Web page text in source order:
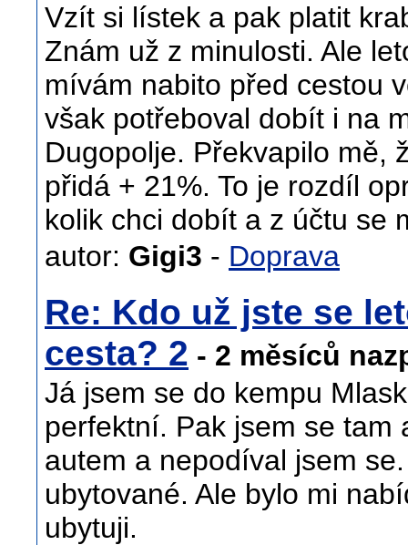
Vzít si lístek a pak platit
Znám už z minulosti. Ale
mívám nabito před cestou
však potřeboval dobít i na
Dugopolje. Překvapilo mě,
přidá + 21%. To je rozdíl
kolik chci dobít a z účtu se
autor: Gigi3 - Doprava
Re: Kdo už jste se
cesta? 2 - 2 měsíců
Já jsem se do kempu
perfektní. Pak jsem se
autem a nepodíval jsem
ubytované. Ale bylo mi
ubytuji.